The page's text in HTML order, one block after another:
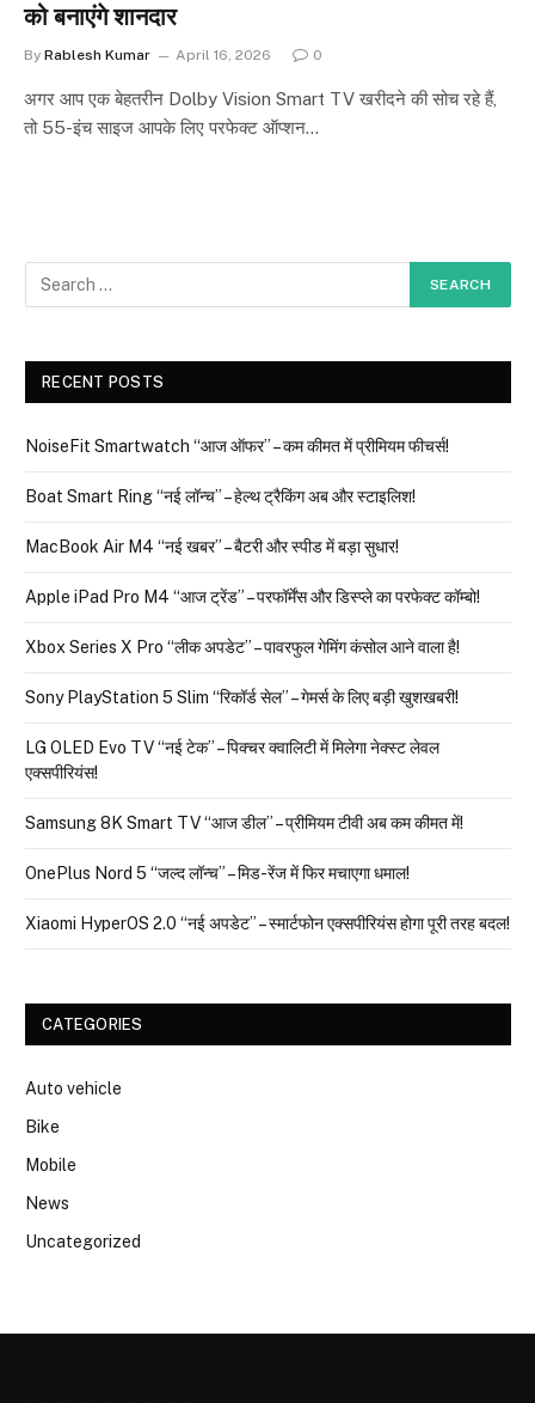
को बनाएंगे शानदार
By Rablesh Kumar April 16, 2026 0
अगर आप एक बेहतरीन Dolby Vision Smart TV खरीदने की सोच रहे हैं,
तो 55-इंच साइज आपके लिए परफेक्ट ऑप्शन…
RECENT POSTS
NoiseFit Smartwatch “आज ऑफर” – कम कीमत में प्रीमियम फीचर्स!
Boat Smart Ring “नई लॉन्च” – हेल्थ ट्रैकिंग अब और स्टाइलिश!
MacBook Air M4 “नई खबर” – बैटरी और स्पीड में बड़ा सुधार!
Apple iPad Pro M4 “आज ट्रेंड” – परफॉर्मेंस और डिस्प्ले का परफेक्ट कॉम्बो!
Xbox Series X Pro “लीक अपडेट” – पावरफुल गेमिंग कंसोल आने वाला है!
Sony PlayStation 5 Slim “रिकॉर्ड सेल” – गेमर्स के लिए बड़ी खुशखबरी!
LG OLED Evo TV “नई टेक” – पिक्चर क्वालिटी में मिलेगा नेक्स्ट लेवल
एक्सपीरियंस!
Samsung 8K Smart TV “आज डील” – प्रीमियम टीवी अब कम कीमत में!
OnePlus Nord 5 “जल्द लॉन्च” – मिड-रेंज में फिर मचाएगा धमाल!
Xiaomi HyperOS 2.0 “नई अपडेट” – स्मार्टफोन एक्सपीरियंस होगा पूरी तरह बदल!
CATEGORIES
Auto vehicle
Bike
Mobile
News
Uncategorized